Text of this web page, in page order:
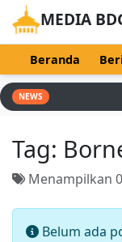
MEDIA
Beranda
NEWS
Tag:
Menampilkan
Belum ada